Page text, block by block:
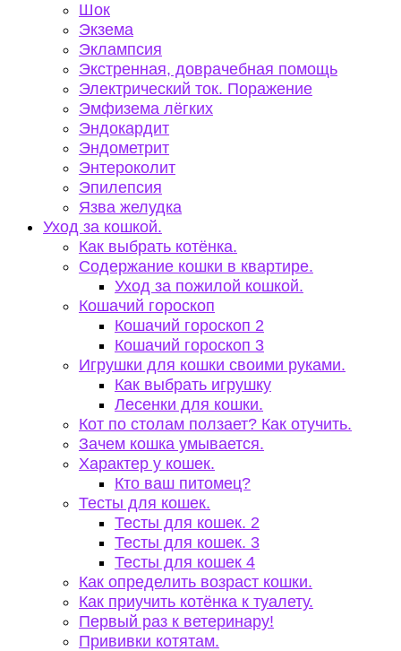
Шок
Экзема
Эклампсия
Экстренная, доврачебная помощь
Электрический ток. Поражение
Эмфизема лёгких
Эндокардит
Эндометрит
Энтероколит
Эпилепсия
Язва желудка
Уход за кошкой.
Как выбрать котёнка.
Содержание кошки в квартире.
Уход за пожилой кошкой.
Кошачий гороскоп
Кошачий гороскоп 2
Кошачий гороскоп 3
Игрушки для кошки своими руками.
Как выбрать игрушку
Лесенки для кошки.
Кот по столам ползает? Как отучить.
Зачем кошка умывается.
Характер у кошек.
Кто ваш питомец?
Тесты для кошек.
Тесты для кошек. 2
Тесты для кошек. 3
Тесты для кошек 4
Как определить возраст кошки.
Как приучить котёнка к туалету.
Первый раз к ветеринару!
Прививки котятам.